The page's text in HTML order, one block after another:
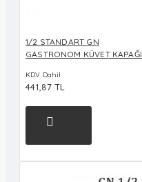
1/2 STANDART GN
GASTRONOM KÜVET KAPAĞI
KDV Dahil
441,87 TL